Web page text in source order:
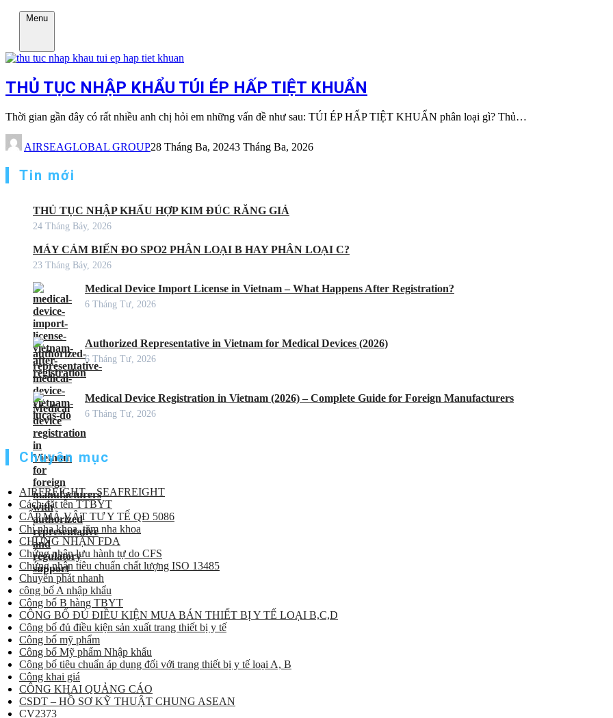
Menu
THỦ TỤC NHẬP KHẨU TÚI ÉP HẤP TIỆT KHUẨN
Thời gian gần đây có rất nhiều anh chị hỏi em những vấn đề như sau: TÚI ÉP HẤP TIỆT KHUẨN phân loại gì? Thủ…
AIRSEAGLOBAL GROUP28 Tháng Ba, 20243 Tháng Ba, 2026
Tin mới
THỦ TỤC NHẬP KHẨU HỢP KIM ĐÚC RĂNG GIẢ
24 Tháng Bảy, 2026
MÁY CẢM BIẾN ĐO SPO2 PHÂN LOẠI B HAY PHÂN LOẠI C?
23 Tháng Bảy, 2026
Medical Device Import License in Vietnam – What Happens After Registration?
6 Tháng Tư, 2026
Authorized Representative in Vietnam for Medical Devices (2026)
6 Tháng Tư, 2026
Medical Device Registration in Vietnam (2026) – Complete Guide for Foreign Manufacturers
6 Tháng Tư, 2026
Chuyên mục
AIRFREIGHT – SEAFREIGHT
Cách đặt tên TTBYT
CẤP MÃ VẬT TƯ Y TẾ QĐ 5086
Chỉ nha khoa, tăm nha khoa
CHỨNG NHẬN FDA
Chứng nhận lưu hành tự do CFS
Chứng nhận tiêu chuẩn chất lượng ISO 13485
Chuyển phát nhanh
công bố A nhập khẩu
Công bố B hàng TBYT
CÔNG BỐ ĐỦ ĐIỀU KIỆN MUA BÁN THIẾT BỊ Y TẾ LOẠI B,C,D
Công bố đủ điều kiện sản xuất trang thiết bị y tế
Công bố mỹ phẩm
Công bố Mỹ phẩm Nhập khẩu
Công bố tiêu chuẩn áp dụng đối với trang thiết bị y tế loại A, B
Công khai giá
CÔNG KHAI QUẢNG CÁO
CSDT – HỒ SƠ KỸ THUẬT CHUNG ASEAN
CV2373